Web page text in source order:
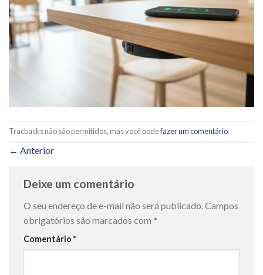
Tracbacks não são permitidos, mas você podefazer um comentário.
← Anterior
Deixe um comentário
O seu endereço de e-mail não será publicado.Campos
obrigatórios são marcados com *
Comentário *